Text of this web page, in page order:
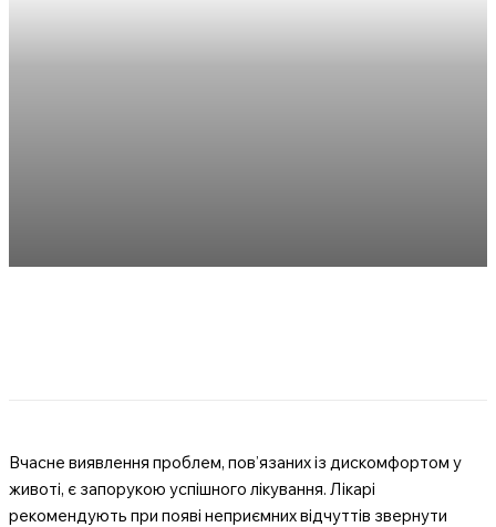
Вчасне виявлення проблем, пов’язаних із дискомфортом у
животі, є запорукою успішного лікування. Лікарі
рекомендують при появі неприємних відчуттів звернути